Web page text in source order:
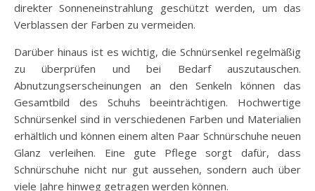
direkter Sonneneinstrahlung geschützt werden, um das
Verblassen der Farben zu vermeiden.
Darüber hinaus ist es wichtig, die Schnürsenkel regelmäßig
zu überprüfen und bei Bedarf auszutauschen.
Abnutzungserscheinungen an den Senkeln können das
Gesamtbild des Schuhs beeinträchtigen. Hochwertige
Schnürsenkel sind in verschiedenen Farben und Materialien
erhältlich und können einem alten Paar Schnürschuhe neuen
Glanz verleihen. Eine gute Pflege sorgt dafür, dass
Schnürschuhe nicht nur gut aussehen, sondern auch über
viele Jahre hinweg getragen werden können.